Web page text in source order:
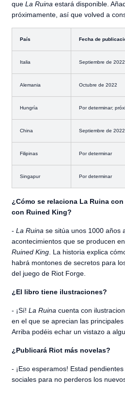
que La Ruina estará disponible.
próximamente, así que volved a
País Fecha de
Italia Septiembre de 2022
Alemania Octubre de 2022
Hungría Por determinar;
China Septiembre de 2022
Filipinas Por determinar
Singapur Por determinar
¿Cómo se relaciona La Ruina
con Ruined King?
- La Ruina se sitúa unos 1000 años
acontecimientos que se producen en
Ruined King . La historia explica
habrá montones de secretos para
del juego de Riot Forge.
¿El libro tiene ilustraciones?
- ¡Sí! La Ruina cuenta con
en el que se aprecian las
Arriba podéis echar un vistazo a
¿Publicará Riot más novelas?
- ¡Eso esperamos! Estad
sociales para no perderos los